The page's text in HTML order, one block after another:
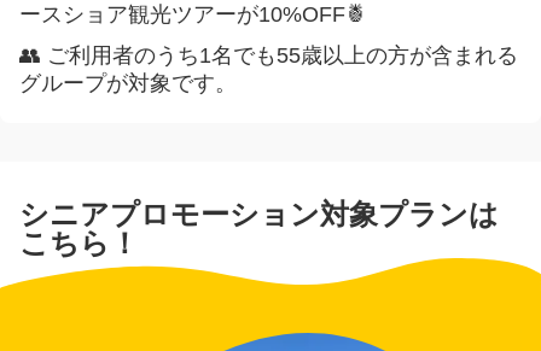
【マウイ島】空港送迎
観光・ツアー・アクティビティ
ハナウマ湾ツアー（シャトル＋入場券）
ースショア観光ツアーが10%OFF🍍
👥 ご利用者のうち1名でも55歳以上の方が含まれる
グループが対象です。
シニアプロモーション対象プランは
こちら！